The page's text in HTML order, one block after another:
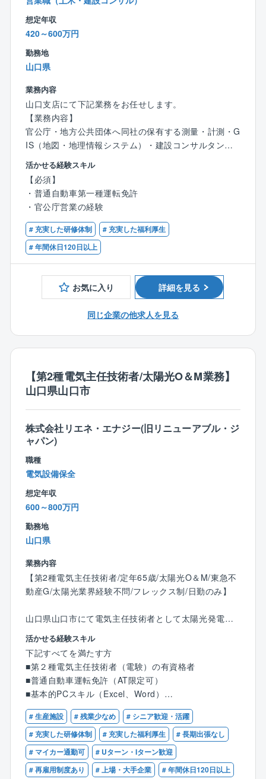
があります）
■就業環境：
【入社3年後の新卒定着率】94.0%
【平均勤続年数】15.5年
■キャリアアップ
○中途入社の方もハンデが生まれることはありません！
⇒社歴に関係なく、能力や経験、希望に応じて大規
模プロジェクトの責任者や組織・若手社員のマネジメ
できます。
■施工管理未経験の方もご安心ください
○中途入社される方の多くが、プラント施工管理未経験
です。
⇒プラント施工管理のご経験をお持ちの方は歓迎で
すが、そうでなくてもプラントでの就業経験がある方
であれば問題ありません。
⇒施工管理の基礎知識や必要な考え方は、現場に出
ながら身につけていただきます。
■実はこんな社風です
だ」という印象を持たれることが多いとのことです
が、実は社内はとても温かくてフランク。
現場の判断を優先して仕事を進められる環境も整っ
ており、多くの社員さんから「想像以上に、自分の思
うように仕事ができる」という声があがっています。
○お子さまの人数に応じて支給される教育補助手当や、
つ。
○大企業らしからぬ自由さと、大企業らしいサポート体
制を併せ持った、社員が働きやすい会社です。
想定年収
420～600万円
勤務地
山口県
業務内容
山口支店にて下記業務をお任せします。
【業務内容】
官公庁・地方公共団体へ同社の保有する測量・計測・G
IS（地図・地理情報システム）・建設コンサルタント
の技術やサービスを提供。
業界最先端の技術で地図の作成からGIS（地図・地理情
報システム）の運用まで一貫したサービスを提供する
と共に、分析コンサルティング等、様々な空間情報ソ
リューションを提供頂きます。
【残業時間に関して】
残業時間は時期により変動しますが、平均で月30時間
程度です。
また、入社後業務が馴染んできたら在宅勤務も可能
で、メンバーによっては週1~2回の利用やフルリモート
で働いている方もいらっしゃいます。
【サービス事例】
・防災計画
影を行い、航空写真や衛星画像、被災状況分析などの
情報を提供しています。また、防災コンサルタントが
行っています。
【研修制度】
階層別・課題別・社外研修・OJTなどを体系的に実施
しています。
他にも、基本知識をキャッチアップできるオンライン
セミナーや、『PASCO大学』という企業内大学を無料
で受講することも可能で、授業は東京大学やカリフォ
ルニア大学等の学識者をお招きしています。
多数活躍しています。
【働く環境】
～3回実施、男性育休取得実績あり
・豊富なキャリアパスあり（内閣府やJAXAへ出向実
績）
・充実の福利厚生（住宅手当、寮社宅、資格取得支
援、大手福利厚生サービスに加入）
・世界最高水準の空間活用技術
宇宙から地上（水中）まで最新の機材を活用して空間
情報を収集。分析やサービス提供までをワンストップ
で行っております。
※活用事例：自動車の自動運転を実現させるためにも同
活かせる経験スキル
【必須】
・普通自動車第一種運転免許
・官公庁営業の経験
# 充実した研修体制
# 充実した福利厚生
# 年間休日120日以上
お気に入り 詳細を見る
同じ企業の他求人を見る
【第2種電気主任技術者/太陽光O＆M業務】
山口県山口市
株式会社リエネ・エナジー(旧リニューアブル・ジ
ャパン)
職種
電気設備保全
想定年収
600～800万円
勤務地
山口県
業務内容
【第2種電気主任技術者/定年65歳/太陽光O＆M/東急不
動産G/太陽光業界経験不問/フレックス制/日勤のみ】
山口県山口市にて電気主任技術者として太陽光発電所
の保守管理（O＆M）業務をご担当いただきます。
【具体的な業務】
■計画策定（年間維持管理計画や長期修繕計画など）
■巡回点検、障害対応、緊急時対応、除草/除雪、軽作
業
■点検業務（絶縁抵抗測定/接地抵抗測定/保護継電器試
験など）
■遠隔監視
■報告書作成（点検報告書、月次報告書など）
など
活かせる経験スキル
下記すべてを満たす方
■第２種電気主任技術者（電験）の有資格者
■普通自動車運転免許（AT限定可）
■基本的PCスキル（Excel、Word）
※太陽光発電所での実務経験は不問です。
# 生産施設 # 残業少なめ
# シニア歓迎・活躍
# 充実した研修体制
# 充実した福利厚生
# 長期出張なし
# マイカー通勤可
# Uターン・Iターン歓迎
# 再雇用制度あり
# 上場・大手企業 # 年間休日120日以上